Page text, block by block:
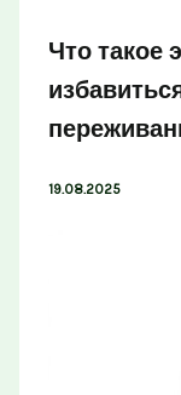
Что такое
19.08.2025